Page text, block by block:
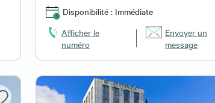
Disponibilité : Immédiate
Afficher le
numéro
Envoyer un
message